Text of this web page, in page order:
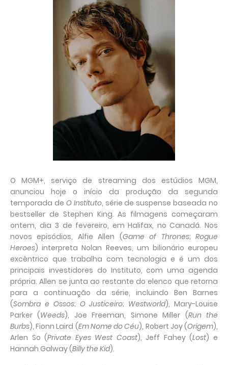
O MGM+, serviço de streaming dos estúdios MGM,
anunciou hoje o início da produção da segunda
temporada de O Instituto, série de suspense baseada no
bestseller de Stephen King. As filmagens começaram
ontem, dia 3 de fevereiro, em Halifax, no Canadá. Nos
novos episódios, Alfie Allen (Game of Thrones; Rogue
Heroes) interpreta Nolan Reeves, um bilionário europeu
excêntrico que trabalha com tecnologia e é um dos
principais investidores do Instituto, com uma agenda
própria. Allen se junta ao restante do elenco que retorna
para a continuação da série, incluindo Ben Barnes
(Sombra e Ossos; O Justiceiro; Westworld), Mary-Louise
Parker (Weeds), Joe Freeman, Simone Miller (Run the
Burbs), Fionn Laird (Em Nome do Céu), Robert Joy (Origem),
Arlen So (Private Eyes West Coast), Jeff Fahey (Lost) e
Hannah Galway (Billy the Kid).